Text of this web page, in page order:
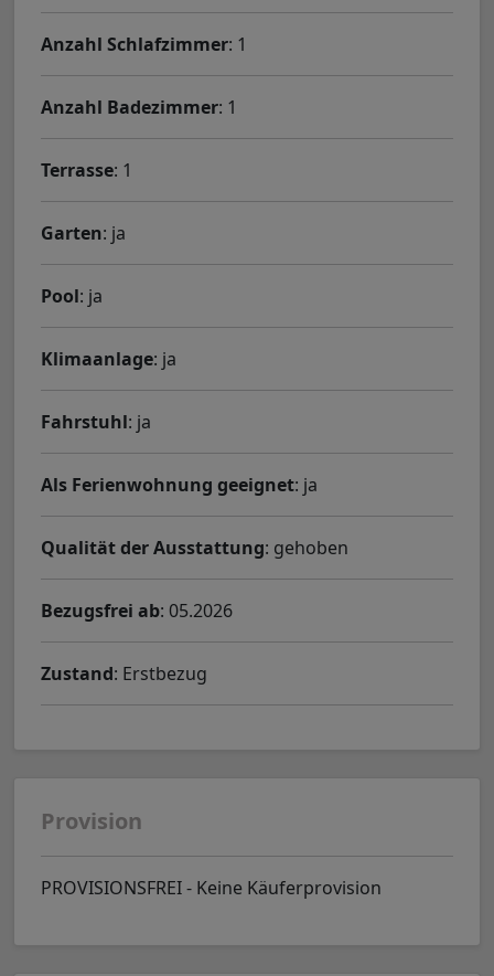
Anzahl Schlafzimmer: 1
Anzahl Badezimmer: 1
Terrasse: 1
Garten: ja
Pool: ja
Klimaanlage: ja
Fahrstuhl: ja
Als Ferienwohnung geeignet: ja
Qualität der Ausstattung: gehoben
Bezugsfrei ab: 05.2026
Zustand: Erstbezug
Provision
PROVISIONSFREI - Keine Käuferprovision